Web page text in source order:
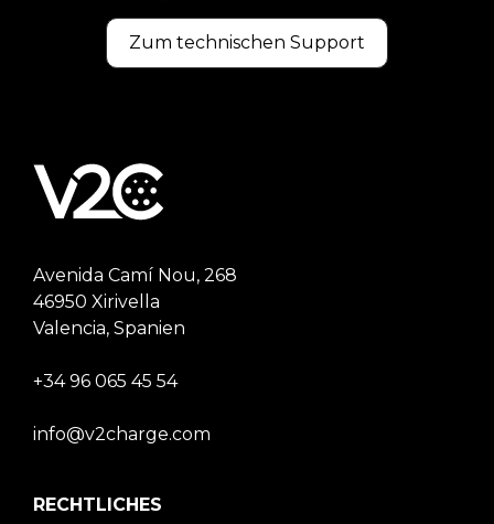
Zum technischen Support
Avenida Camí Nou, 268
46950 Xirivella
Valencia, Spanien
+34 96 065 45 54
info@v2charge.com
RECHTLICHES